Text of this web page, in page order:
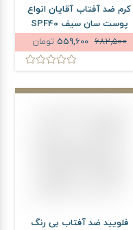
کرم ضد آفتاب آقایان انواع
پوست سان سیف SPF40
حجم 50 میلی لیتر
682,500
559,600 تومان
فلویید ضد آفتاب بی رنگ